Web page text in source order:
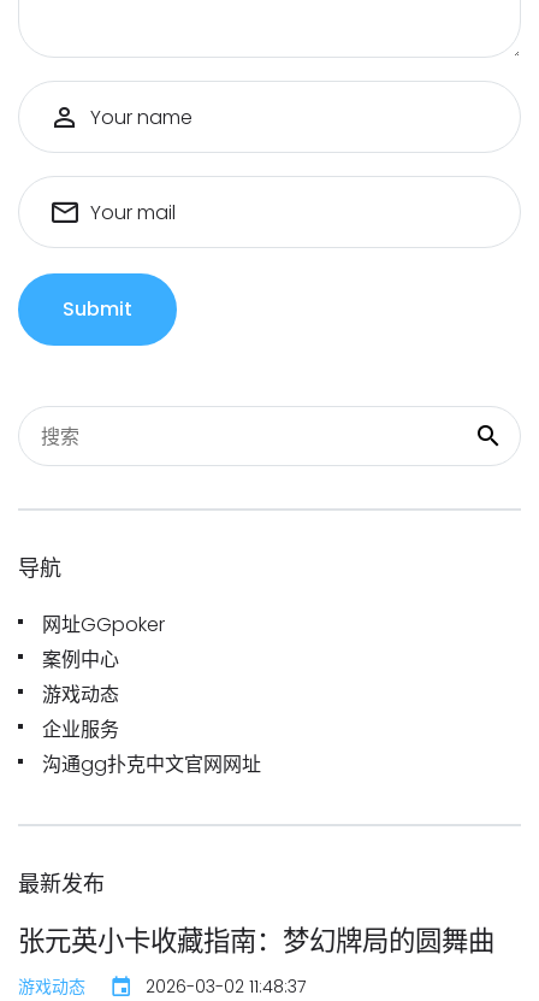
Your name
Your mail
Submit
导航
网址GGpoker
案例中心
游戏动态
企业服务
沟通gg扑克中文官网网址
最新发布
张元英小卡收藏指南：梦幻牌局的圆舞曲
游戏动态 2026-03-02 11:48:37